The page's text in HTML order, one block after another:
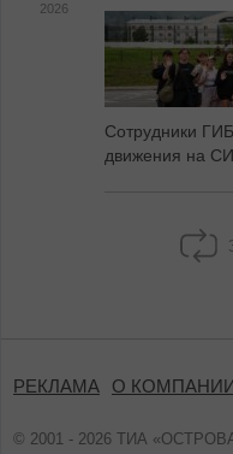
2026
Сотрудники
движения на
РЕКЛАМА О КОМПАНИИ
© 2001 - 2026 ТИА